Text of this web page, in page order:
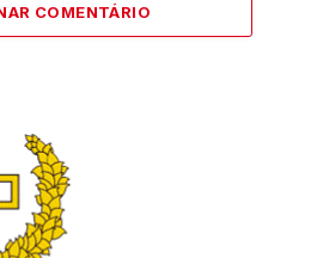
COMENTÁRIO